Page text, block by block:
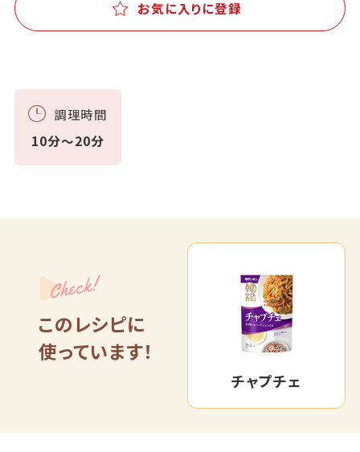
お気に入りに登録
調理時間
10分～20分
Check!
このレシピに
使っています！
チャプチェ